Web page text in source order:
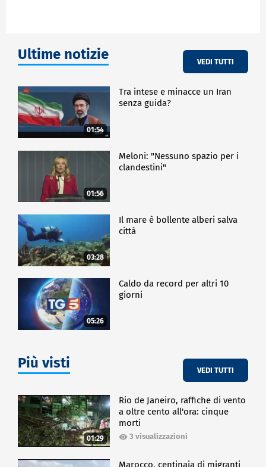
Ultime notizie VEDI TUTTI
01:54
Tra intese e minacce un Iran
senza guida?
01:56
Meloni: "Nessuno spazio per i
clandestini"
03:28
Il mare è bollente alberi salva
città
05:26
Caldo da record per altri 10
giorni
Più visti VEDI TUTTI
01:29
Rio de Janeiro, raffiche di vento
a oltre cento all'ora: cinque
morti
3 visualizzazioni
Marocco, centinaia di migranti